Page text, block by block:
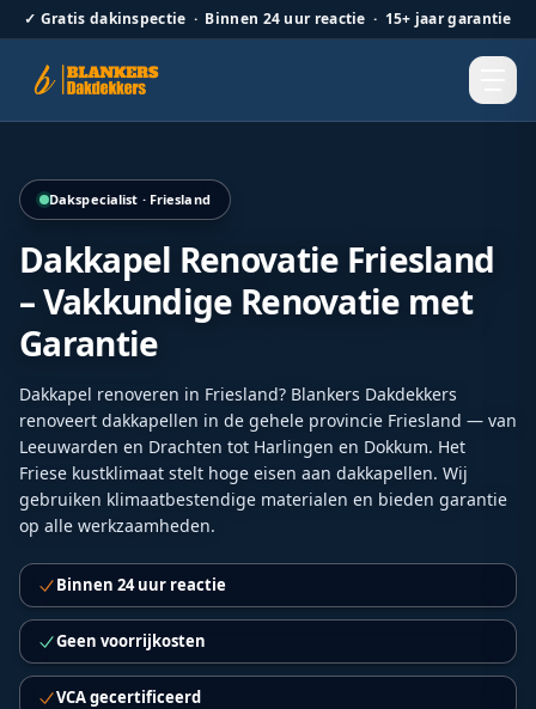
✓ Gratis dakinspectie · Binnen 24 uur reactie · 15+ jaar garantie
Dakspecialist · Friesland
Dakkapel Renovatie Friesland
– Vakkundige Renovatie met
Garantie
Dakkapel renoveren in Friesland? Blankers Dakdekkers
renoveert dakkapellen in de gehele provincie Friesland — van
Leeuwarden en Drachten tot Harlingen en Dokkum. Het
Friese kustklimaat stelt hoge eisen aan dakkapellen. Wij
gebruiken klimaatbestendige materialen en bieden garantie
op alle werkzaamheden.
Binnen 24 uur reactie
Geen voorrijkosten
VCA gecertificeerd